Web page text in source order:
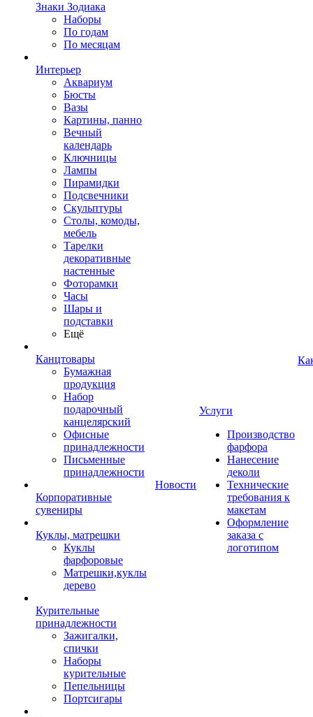
Знаки Зодиака
Наборы
По годам
По месяцам
Интерьер
Аквариум
Бюсты
Вазы
Картины, панно
Вечный
календарь
Ключницы
Лампы
Пирамидки
Подсвечники
Скульптуры
Столы, комоды,
мебель
Тарелки
декоративные
настенные
Фоторамки
Часы
Шары и
подставки
Ещё
Канцтовары
Бумажная
продукция
Набор
подарочный
канцелярский
Офисные
принадлежности
Письменные
принадлежности
Корпоративные
сувениры
Куклы, матрешки
Куклы
фарфоровые
Матрешки,куклы
дерево
Курительные
принадлежности
Зажигалки,
спички
Наборы
курительные
Пепельницы
Портсигары
Новости
Услуги
Производство
фарфора
Нанесение
деколи
Технические
требования к
макетам
Оформление
заказа с
логотипом